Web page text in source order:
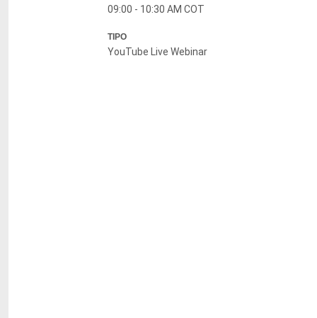
09:00 - 10:30 AM COT
TIPO
YouTube Live Webinar